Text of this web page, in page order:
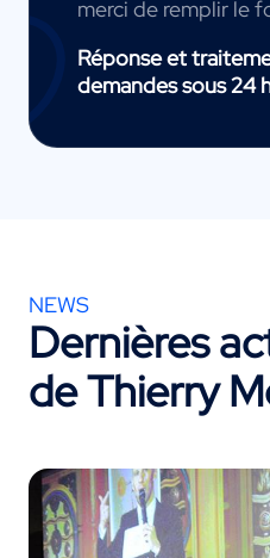
merci de remplir le
Réponse et
demandes sous 24
NEWS
Dernières
de Thierry